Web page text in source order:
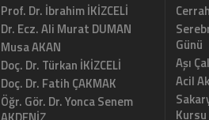
Prof. Dr. İbrahim İKİZCELİ
Dr. Ecz. Ali Murat DUMAN
Musa AKAN
Doç. Dr. Türkan İKİZCELİ
Doç. Dr. Fatih ÇAKMAK
Öğr. Gör. Dr. Yonca Senem
Günü
Aşı
Acil
Kursu